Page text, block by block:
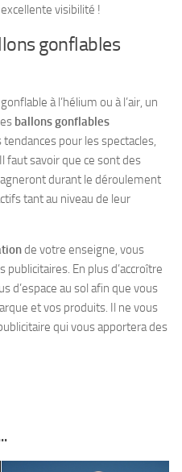
visibilité !
gonflables
à l’hélium ou à l’air, un
ballons gonflables
pour les spectacles,
faut savoir que ce sont des
durant le déroulement
tant au niveau de leur
de votre enseigne, vous
En plus d’accroître
d’espace au sol afin que vous
et vos produits. Il ne vous
qui vous apportera des